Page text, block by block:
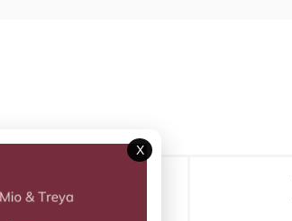
tetovačky Ľudové vzory
X